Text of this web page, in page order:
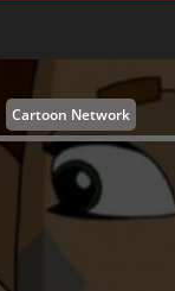
Cartoon Network